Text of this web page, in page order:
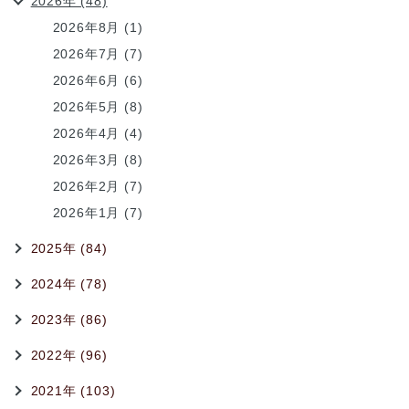
2026年8月 (1)
2026年7月 (7)
2026年6月 (6)
2026年5月 (8)
2026年4月 (4)
2026年3月 (8)
2026年2月 (7)
2026年1月 (7)
2025年 (84)
2024年 (78)
2023年 (86)
2022年 (96)
2021年 (103)